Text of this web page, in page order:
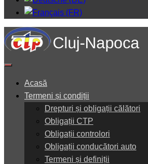
Acasă
Termeni și condiții
Drepturi și obligații călători
Obligații CTP
Obligații controlori
Obligații conducători auto
Termeni și definiții